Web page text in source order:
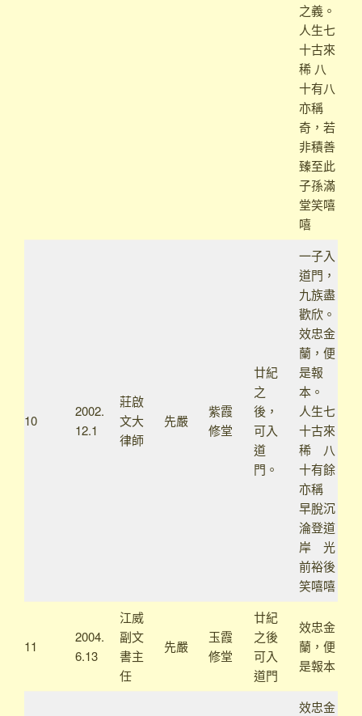
之義。
人生七
十古來
稀 八
十有八
亦稱
奇，若
非積善
臻至此
子孫滿
堂笑嘻
嘻
10
2002.
12.1
莊啟
文大
律師
先嚴
紫霞
修堂
廿紀
之
後，
可入
道
門。
一子入
道門，
九族盡
歡欣。
效忠金
蘭，便
是報
本。
人生七
十古來
稀 八
十有餘
亦稱
早脫沉
淪登道
岸 光
前裕後
笑嘻嘻
11
2004.
6.13
江威
副文
書主
任
先嚴
玉霞
修堂
廿紀
之後
可入
道門
效忠金
蘭，便
是報本
效忠金